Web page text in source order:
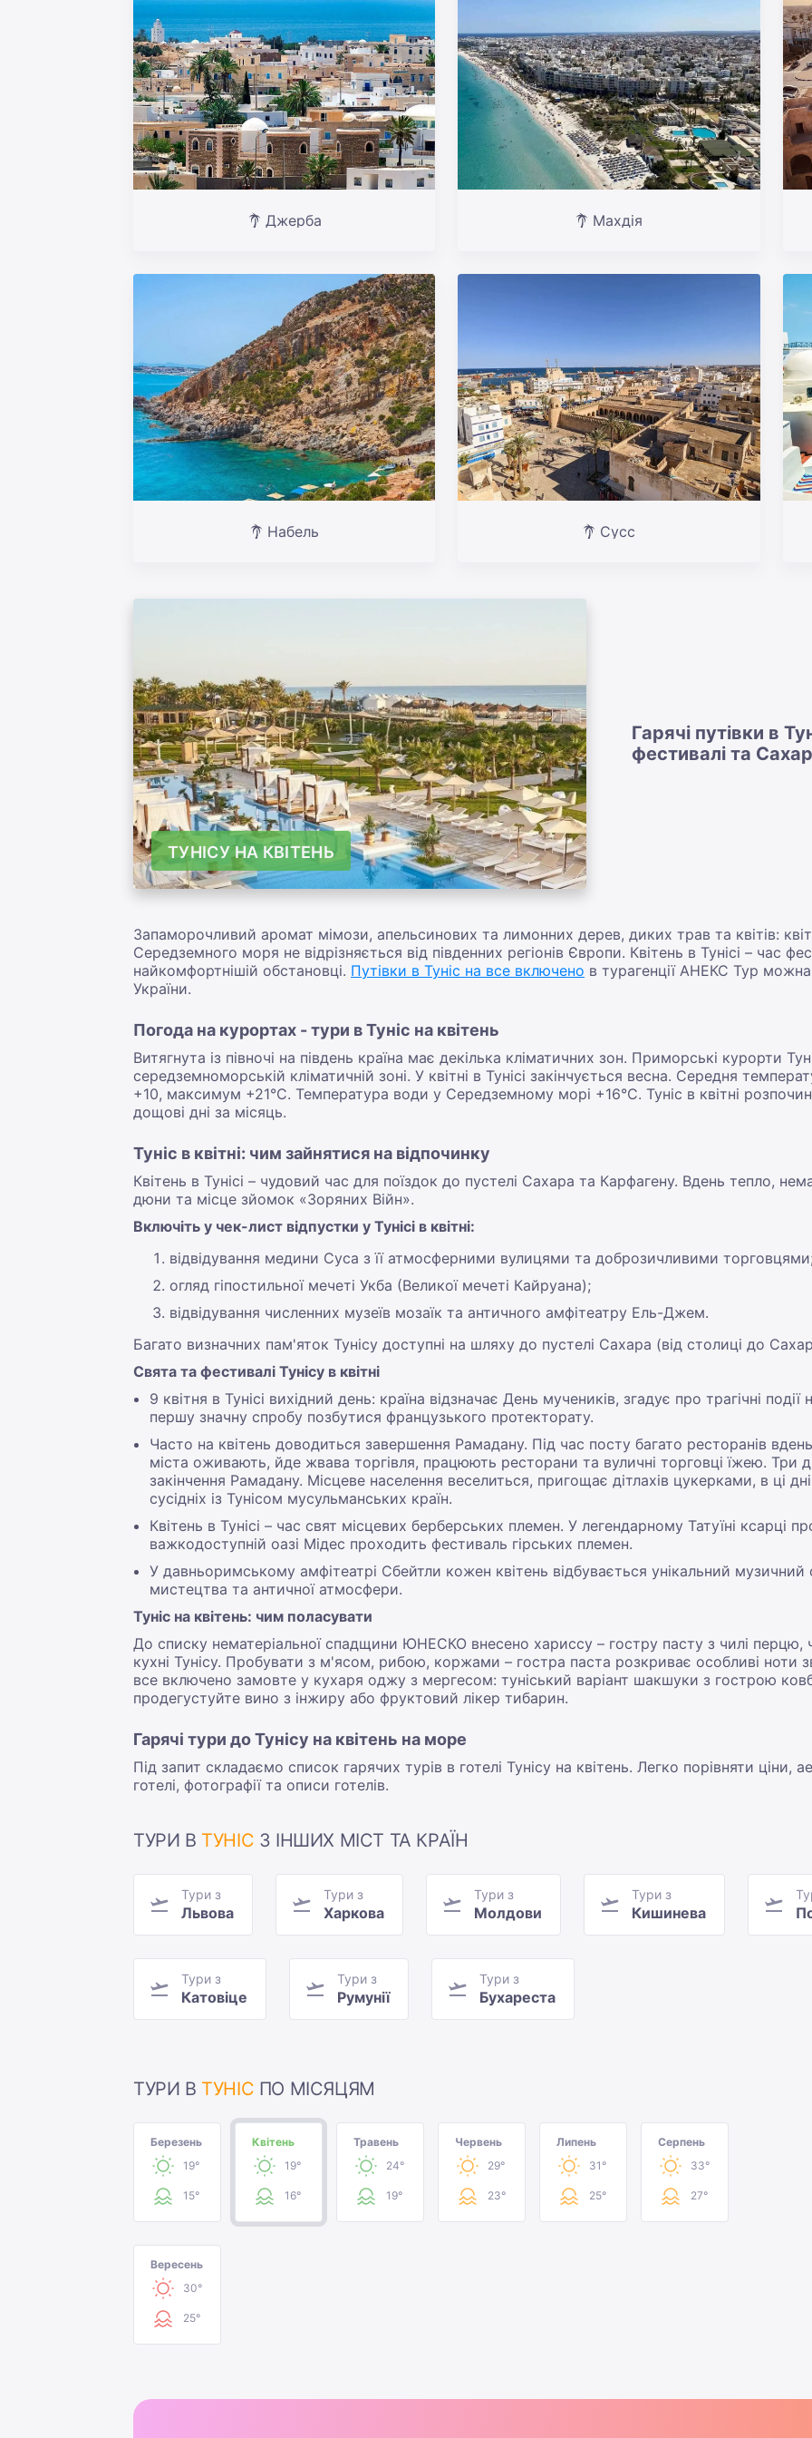
Джерба Махдія
Набель Сусс
ТУНІСУ НА КВІТЕНЬ
Гарячі путівки в
фестивалі та
Запаморочливий аромат мімози, апельсинових та лимонних дерев, диких трав та квітів:
Середземного моря не відрізняється від південних регіонів Європи. Квітень в Тунісі – час
найкомфортнішій обстановці. Путівки в Туніс на все включено в турагенції АНЕКС Тур
України.
Погода на курортах - тури в Туніс на квітень
Витягнута із півночі на південь країна має декілька кліматичних зон. Приморські курорти
середземноморській кліматичній зоні. У квітні в Тунісі закінчується весна. Середня
+10, максимум +21°С. Температура води у Середземному морі +16°С. Туніс в квітні
дощові дні за місяць.
Туніс в квітні: чим зайнятися на відпочинку
Квітень в Тунісі – чудовий час для поїздок до пустелі Сахара та Карфагену. Вдень тепло,
дюни та місце зйомок «Зоряних Війн».
Включіть у чек-лист відпустки у Тунісі в квітні:
відвідування медини Суса з її атмосферними вулицями та доброзичливими
огляд гіпостильної мечеті Укба (Великої мечеті Кайруана);
відвідування численних музеїв мозаїк та античного амфітеатру Ель-Джем.
Багато визначних пам'яток Тунісу доступні на шляху до пустелі Сахара (від столиці до
Свята та фестивалі Тунісу в квітні
9 квітня в Тунісі вихідний день: країна відзначає День мучеників, згадує про трагічні
першу значну спробу позбутися французького протекторату.
Часто на квітень доводиться завершення Рамадану. Під час посту багато ресторанів
міста оживають, йде жвава торгівля, працюють ресторани та вуличні торговці їжею. Три
закінчення Рамадану. Місцеве населення веселиться, пригощає дітлахів цукерками, в ці
сусідніх із Тунісом мусульманських країн.
Квітень в Тунісі – час свят місцевих берберських племен. У легендарному Татуїні ксарці
важкодоступній оазі Мідес проходить фестиваль гірських племен.
У давньоримському амфітеатрі Сбейтли кожен квітень відбувається унікальний
мистецтва та античної атмосфери.
Туніс на квітень: чим поласувати
До списку нематеріальної спадщини ЮНЕСКО внесено хариссу – гостру пасту з чилі перцю,
кухні Тунісу. Пробувати з м'ясом, рибою, коржами – гостра паста розкриває особливі ноти
все включено замовте у кухаря оджу з мергесом: туніський варіант шакшуки з гострою
продегустуйте вино з інжиру або фруктовий лікер тибарин.
Гарячі тури до Тунісу на квітень на море
Під запит складаємо список гарячих турів в готелі Тунісу на квітень. Легко порівняти
готелі, фотографії та описи готелів.
ТУРИ В ТУНІС З ІНШИХ МІСТ ТА КРАЇН
Тури з
Львова
Тури з
Харкова
Тури з
Молдови
Тури з
Кишинева
Тури з
Катовіце
Тури з
Румунії
Тури з
Бухареста
ТУРИ В ТУНІС ПО МІСЯЦЯМ
Березень
19°
15°
Квітень
19°
16°
Травень
24°
19°
Червень
29°
23°
Липень
31°
25°
Серпень
33°
27°
Вересень
30°
25°